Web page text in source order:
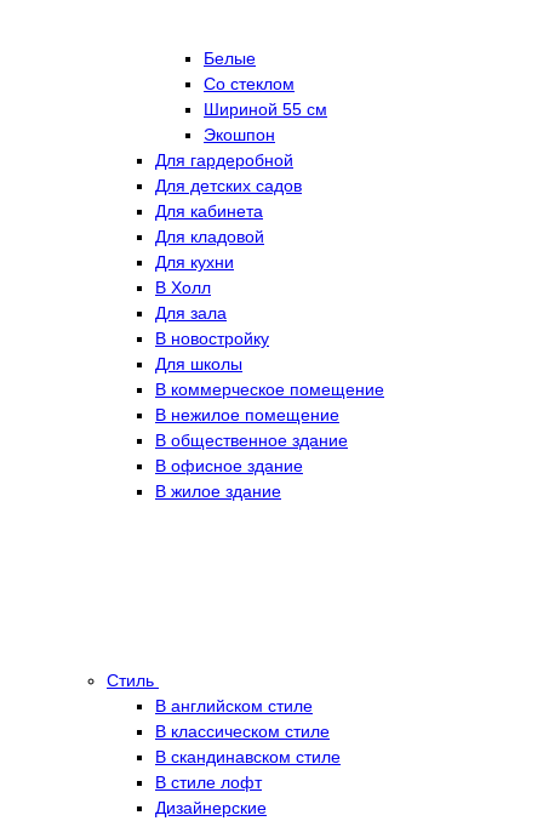
Белые
Со стеклом
Шириной 55 см
Экошпон
Для гардеробной
Для детских садов
Для кабинета
Для кладовой
Для кухни
В Холл
Для зала
В новостройку
Для школы
В коммерческое помещение
В нежилое помещение
В общественное здание
В офисное здание
В жилое здание
Стиль
В английском стиле
В классическом стиле
В скандинавском стиле
В стиле лофт
Дизайнерские